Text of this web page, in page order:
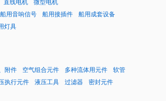
直线电机
微型电机
船用音响信号 船用接插件
船用成套设备
灯具
附件 空气组合元件 多种流体用元件
软管
执行元件 液压工具 过滤器
密封元件